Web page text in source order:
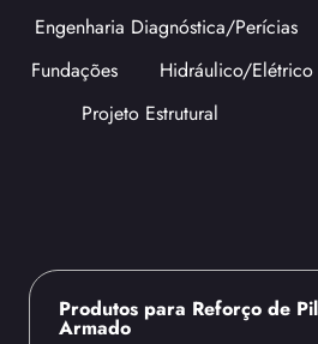
Engenharia Diagnóstica/Perícias
Fundações
Hidráulico/Elétrico
Projeto Estrutural
Produtos para Reforço de
Armado